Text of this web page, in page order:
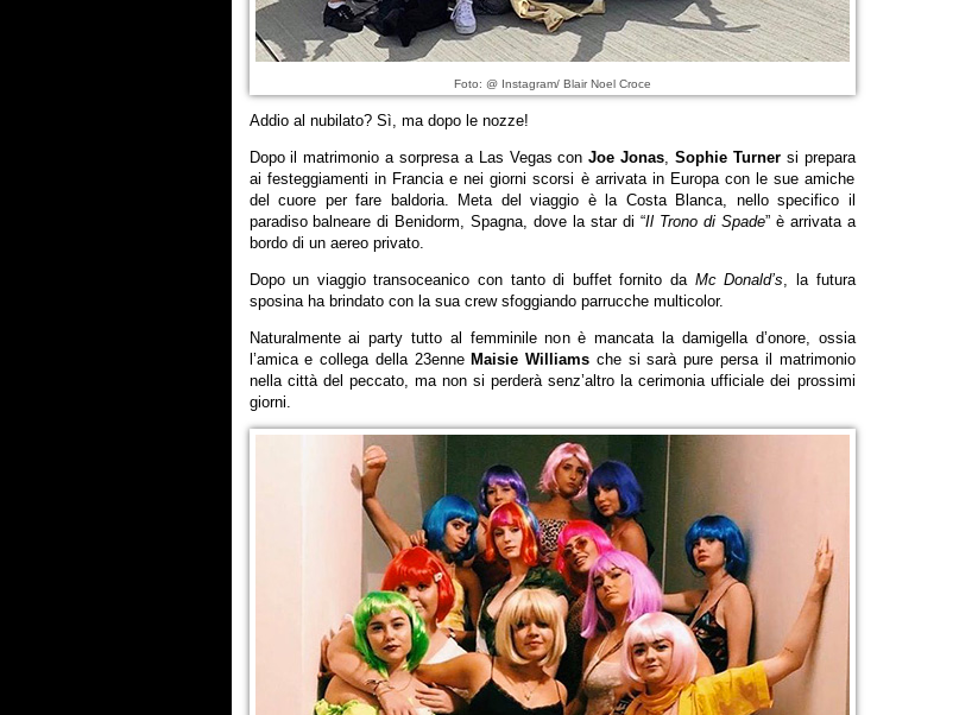
Foto: @ Instagram/ Blair Noel Croce
Addio al nubilato? Sì, ma dopo le nozze!
Dopo il matrimonio a sorpresa a Las Vegas conJoe Jonas, Sophie Turnersi prepara
ai festeggiamenti in Francia e nei giorni scorsi è arrivata in Europa con le sue amiche
del cuore per fare baldoria. Meta del viaggio è la Costa Blanca, nello specifico il
paradiso balneare di Benidorm, Spagna, dove la star di “Il Trono di Spade” è arrivata a
bordo di un aereo privato.
Dopo un viaggio transoceanico con tanto di buffet fornito da Mc Donald’s, la futura
sposina ha brindato con la sua crew sfoggiando parrucche multicolor.
Naturalmente ai party tutto al femminile non è mancata la damigella d’onore, ossia
l’amica e collega della 23enne Maisie Williams che si sarà pure persa il matrimonio
nella città del peccato, ma non si perderà senz’altro la cerimonia ufficiale dei prossimi
giorni.